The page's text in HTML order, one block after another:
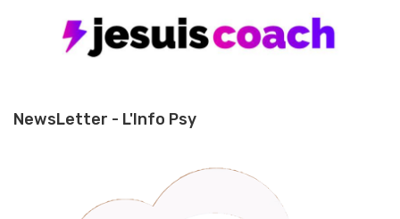
NewsLetter - L'Info Psy